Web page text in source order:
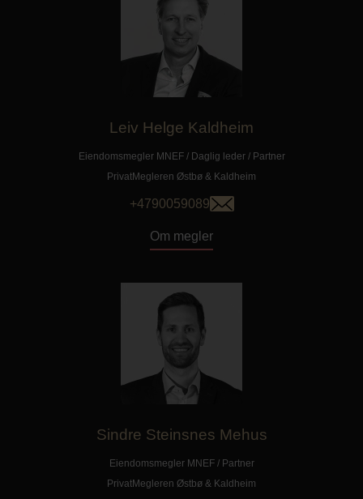
Leiv Helge Kaldheim
Eiendomsmegler MNEF / Daglig leder / Partner
PrivatMegleren Østbø & Kaldheim
+4790059089
Om megler
Sindre Steinsnes Mehus
Eiendomsmegler MNEF / Partner
PrivatMegleren Østbø & Kaldheim